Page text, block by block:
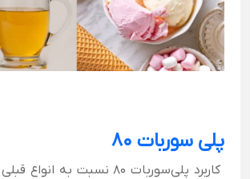
پلی سوربات 80
کاربرد پلی‌سوربات 80 نسبت به